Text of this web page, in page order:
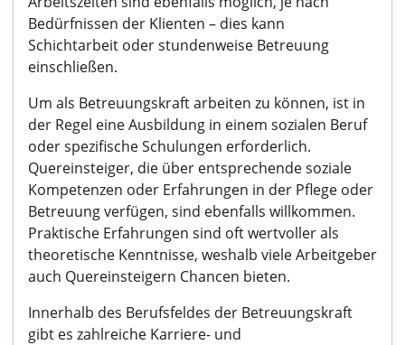
Bedürfnissen der Klienten – dies kann
Schichtarbeit oder stundenweise Betreuung
einschließen.
Um als Betreuungskraft arbeiten zu können, ist in
der Regel eine Ausbildung in einem sozialen Beruf
oder spezifische Schulungen erforderlich.
Quereinsteiger, die über entsprechende soziale
Kompetenzen oder Erfahrungen in der Pflege oder
Betreuung verfügen, sind ebenfalls willkommen.
Praktische Erfahrungen sind oft wertvoller als
theoretische Kenntnisse, weshalb viele Arbeitgeber
auch Quereinsteigern Chancen bieten.
Innerhalb des Berufsfeldes der Betreuungskraft
gibt es zahlreiche Karriere- und